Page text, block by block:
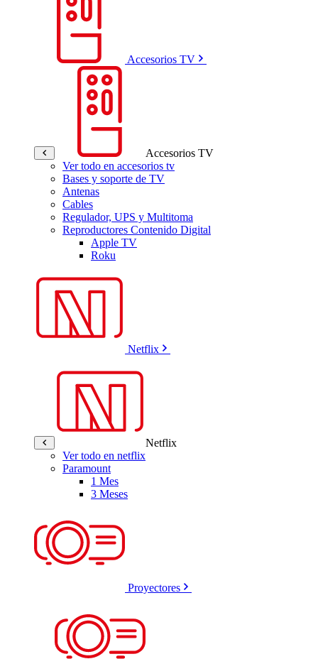
Accesorios TV
Accesorios TV
Ver todo en accesorios tv
Bases y soporte de TV
Antenas
Cables
Regulador, UPS y Multitoma
Reproductores Contenido Digital
Apple TV
Roku
Netflix
Netflix
Ver todo en netflix
Paramount
1 Mes
3 Meses
Proyectores